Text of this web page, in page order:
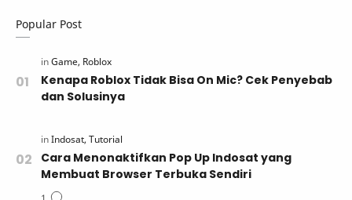
Popular Post
Kenapa Roblox Tidak Bisa On Mic? Cek Penyebab
dan Solusinya
Cara Menonaktifkan Pop Up Indosat yang
Membuat Browser Terbuka Sendiri